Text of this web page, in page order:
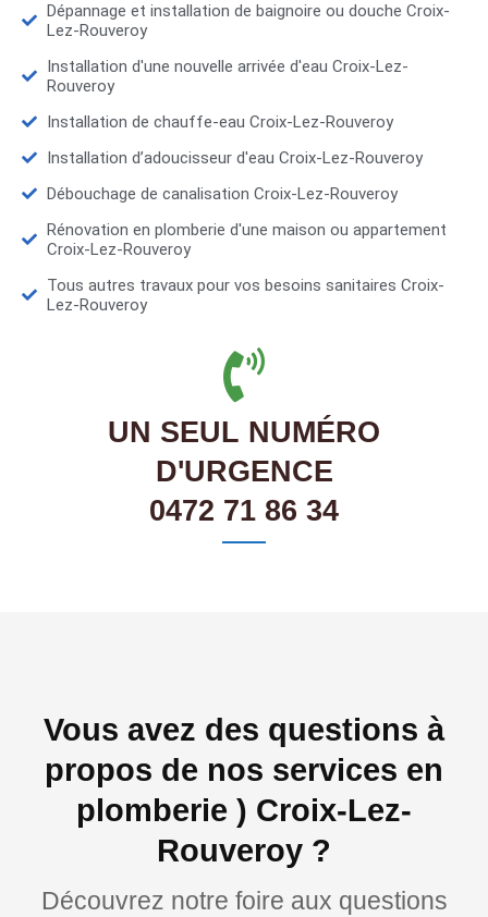
Dépannage et installation de baignoire ou douche Croix-
Lez-Rouveroy
Installation d'une nouvelle arrivée d'eau Croix-Lez-
Rouveroy
Installation de chauffe-eau Croix-Lez-Rouveroy
Installation d’adoucisseur d'eau Croix-Lez-Rouveroy
Débouchage de canalisation Croix-Lez-Rouveroy
Rénovation en plomberie d'une maison ou appartement
Croix-Lez-Rouveroy
Tous autres travaux pour vos besoins sanitaires Croix-
Lez-Rouveroy
UN SEUL NUMÉRO
D'URGENCE
0472 71 86 34
Vous avez des questions à
propos de nos services en
plomberie ) Croix-Lez-
Rouveroy ?
Découvrez notre foire aux questions